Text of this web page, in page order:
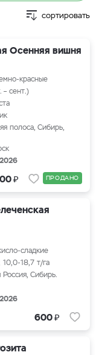
сортировать
Осенняя вишня
красные
– сент.)
полоса, Сибирь,
₽ ПРОДАНО
сладкие
10,0-18,7 т/га
Россия, Сибирь.
600₽